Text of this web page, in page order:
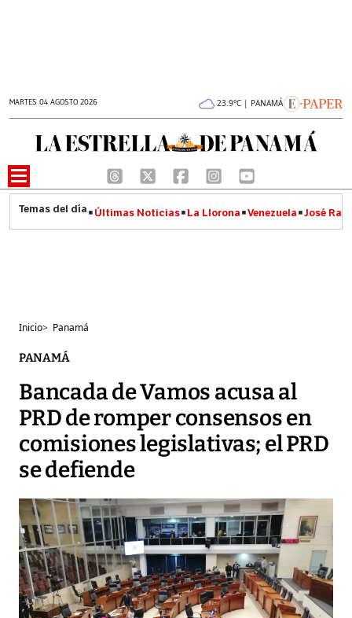
MARTES 04 AGOSTO 2026 23.9°C | PANAMÁ
Últimas Noticias La Llorona Venezuela José
Inicio> Panamá
PANAMÁ
Bancada de Vamos acusa al
PRD de romper consensos en
comisiones legislativas; el PRD
se defiende